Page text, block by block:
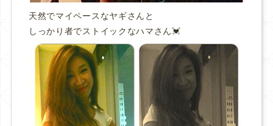
天然でマイペースなヤギさんと
しっかり者でストイックなハマさん💓